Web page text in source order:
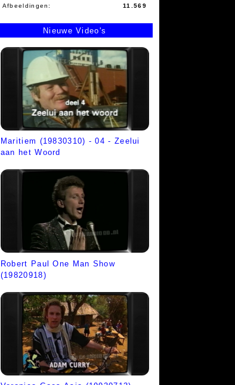
Afbeeldingen:
11.569
Nieuwe Video's
Maritiem (19830310) - 04 - Zeelui
aan het Woord
Robert Paul One Man Show
(19820918)